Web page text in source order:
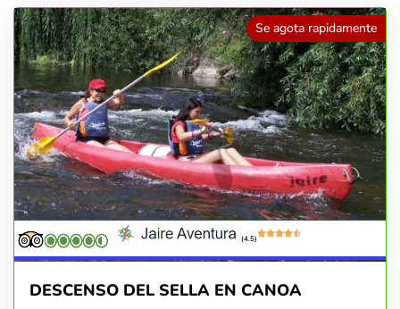
Se agota rapidamente
(4.5)
DESCENSO DEL SELLA EN CANOA